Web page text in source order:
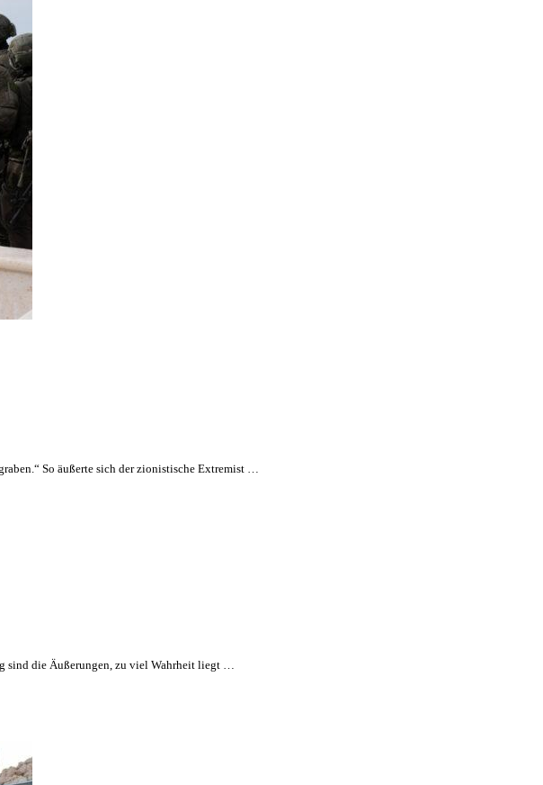
So äußerte sich der zionistische Extremist …
sind die Äußerungen, zu viel Wahrheit liegt …